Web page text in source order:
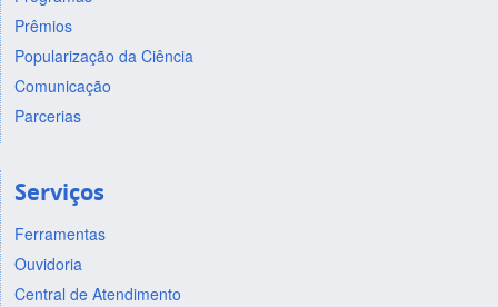
Prêmios
Popularização da Ciência
Comunicação
Parcerias
Serviços
Ferramentas
Ouvidoria
Central de Atendimento